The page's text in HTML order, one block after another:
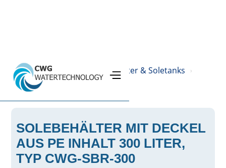
Home › Produkte PE-Behälter & Soletanks ›
Solebehälter ›
SOLEBEHÄLTER MIT DECKEL
AUS PE INHALT 300 LITER,
TYP CWG-SBR-300